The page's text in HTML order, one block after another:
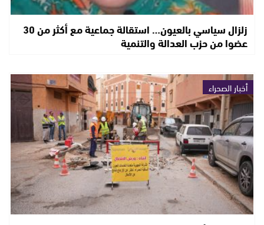
زلزال سياسي بالعيون… استقالة جماعية مع أكثر من 30
عضوا من حزب العدالة والتنمية
أخبار الصحراء